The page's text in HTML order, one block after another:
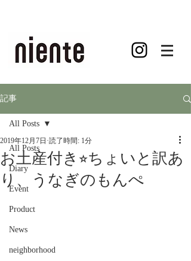
記事
All Posts
Diary
Event
Product
News
neighborhood
All Posts
お土産付き⭐︎ちょいと訳あ
り、うなぎのもんぺ
2019年12月7日 読了時間: 1分